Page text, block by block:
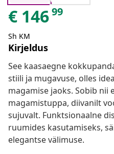
€ 14699
Sh KM
Kirjeldus
See kaasaegne
stiili ja mugavuse, olles
magamise jaoks. Sobib nii
magamistuppa, diivanilt
sujuvalt. Funktsionaalne
ruumides kasutamiseks,
elegantse välimuse.